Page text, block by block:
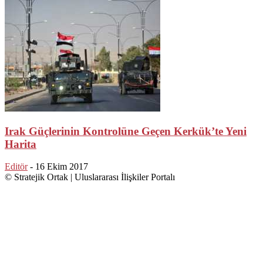
Irak Güçlerinin Kontrolüne Geçen Kerkük’te Yeni
Harita
Editör - 16 Ekim 2017
© Stratejik Ortak | Uluslararası İlişkiler Portalı